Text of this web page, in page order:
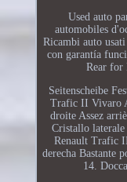
Used auto
automobiles
Ricambi auto
con garantía
Rear for
Seitenscheibe
Trafic II Vivaro
droite Assez
Cristallo
Renault Trafic
derecha Bastante
14.